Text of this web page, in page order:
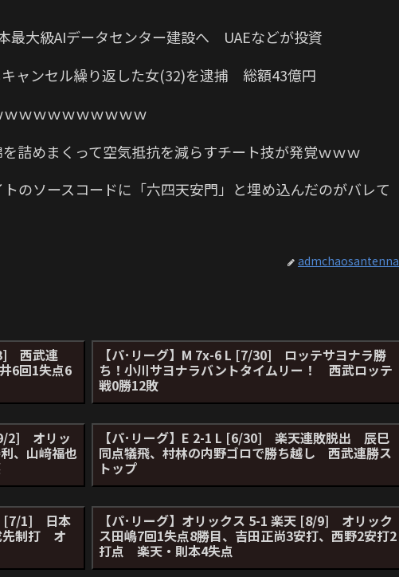
最大級AIデータセンター建設へ UAEなどが投資
ャンセル繰り返した女(32)を逮捕 総額43億円
ｗｗｗｗｗｗｗｗｗ
詰めまくって空気抵抗を減らすチート技が発覚ｗｗｗ
トのソースコードに「六四天安門」と埋め込んだのがバレて
admchaosantenna
3] 西武連
6回1失点6
【パ･リーグ】M 7x-6 L [7/30] ロッテサヨナラ勝
ち！小川サヨナラバントタイムリー！ 西武ロッテ
戦0勝12敗
2] オリッ
、山﨑福也
【パ･リーグ】E 2-1 L [6/30] 楽天連敗脱出 辰巳
同点犠飛、村林の内野ゴロで勝ち越し 西武連勝ス
トップ
[7/1] 日本
先制打 オ
【パ･リーグ】オリックス 5-1 楽天 [8/9] オリック
ス田嶋7回1失点8勝目、吉田正尚3安打、西野2安打2
打点 楽天・則本4失点